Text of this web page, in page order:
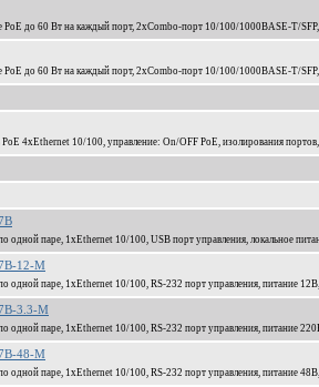
до 60 Вт на каждый порт, 2xCombo-порт 10/100/1000BASE-T/
до 60 Вт на каждый порт, 2xCombo-порт 10/100/1000BASE-T/
PoE 4xEthernet 10/100, управление: On/OFF PoE, изолирования
одной паре, 1xEthernet 10/100, USB порт управления, локальное
12-M
одной паре, 1xEthernet 10/100, RS-232 порт управления, питание 12В,
3.3-M
одной паре, 1xEthernet 10/100, RS-232 порт управления, питание
48-M
одной паре, 1xEthernet 10/100, RS-232 порт управления, питание 48В,